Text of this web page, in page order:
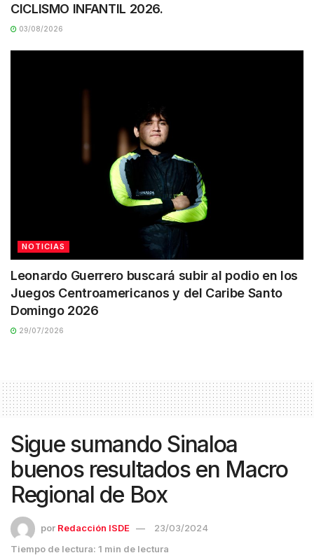
CICLISMO INFANTIL 2026.
03/08/2026
NOTICIAS
Leonardo Guerrero buscará subir al podio en los
Juegos Centroamericanos y del Caribe Santo
Domingo 2026
29/07/2026
Sigue sumando Sinaloa
buenos resultados en Macro
Regional de Box
por Redacción ISDE
23/03/2024
Tiempo de lectura: 1 min de lectura